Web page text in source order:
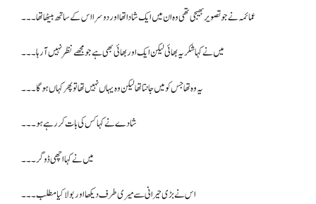
عمائمہ نے جو تصویر بھیجی تھی وہ ان میں ایک شادا تھا اور دوسرا اس کے ساتھ بیٹھا تھا۔۔۔
میں نے کہا شکریہ بھائی لیکن ایک اور بھائی بھی ہے جو مجھے نظر نہیں آ رہا۔۔۔
یہ وہ تھا جس کو میں جانتا تھا لیکن وہ یہاں نہیں تھا تو پھر کہاں ہو گا۔۔۔
شادے نے کہا کس کی بات کر رہے ہو۔۔۔
میں نے کہا اچھی ڈوگر ۔۔۔
اس نے بڑی حیرانی سے میری طرف دیکھا اور بولا کیا مطلب ۔۔۔